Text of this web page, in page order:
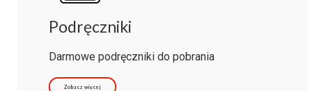
Podręczniki
Darmowe podręczniki do pobrania
Zobacz więcej